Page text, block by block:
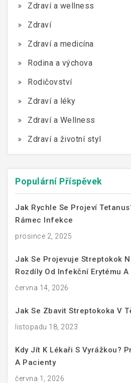
Zdraví a wellness
Zdraví
Zdraví a medicína
Rodina a výchova
Rodičovství
Zdraví a léky
Zdraví a Wellness
Zdraví a životní styl
Populární Příspěvek
Jak Rychle Se Projeví
Rámec Infekce
prosince 2, 2025
Jak Se Projevuje Streptokok
Rozdíly Od Infekční Erytému A
června 14, 2026
Jak Se Zbavit Streptokoka V
listopadu 18, 2023
Kdy Jít K Lékaři S Vyrážkou?
A Pacienty
června 1, 2026